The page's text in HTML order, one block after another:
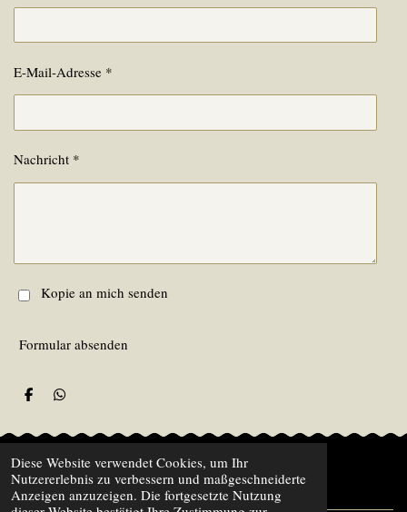
Diese Website verwendet Cookies, um Ihr
Nutzererlebnis zu verbessern und maßgeschneiderte
Anzeigen anzuzeigen. Die fortgesetzte Nutzung
E-Mail-Adresse *
Nachricht *
Kopie an mich senden
Formular absenden
T
l
n
T
l
n
Impressum - Datenschutz